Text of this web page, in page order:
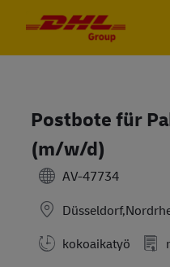
Postbote für
(m/w/d)
AV-47734
kokoaikatyö